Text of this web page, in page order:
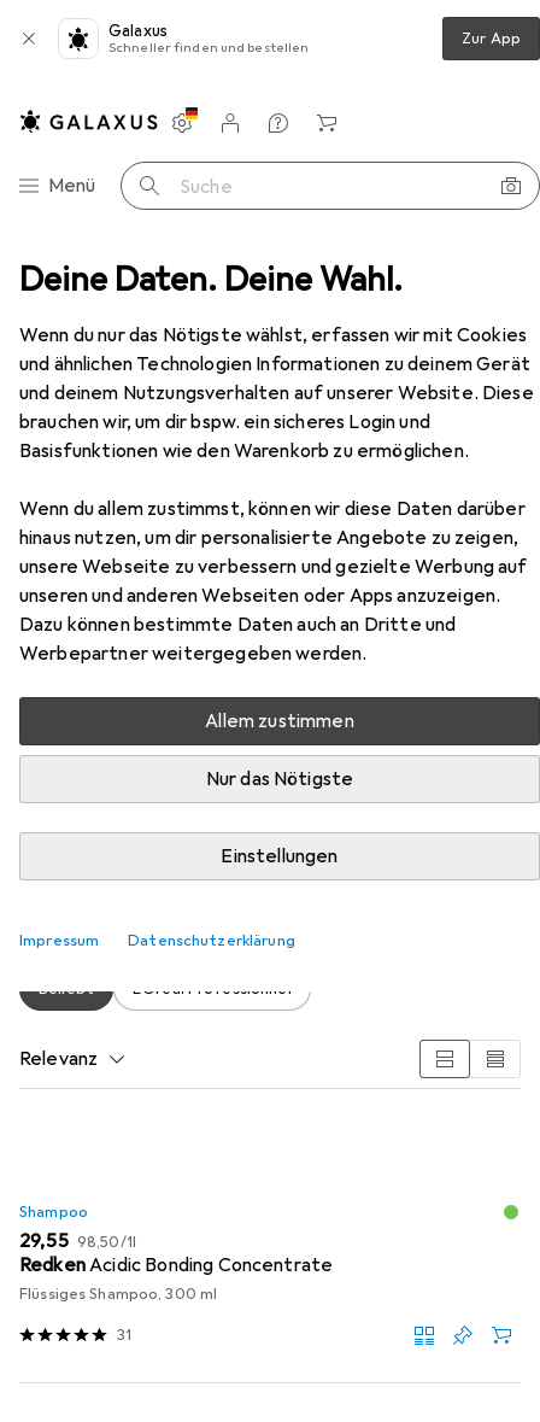
Deine Daten. Deine Wahl.
Wenn du nur das Nötigste wählst, erfassen wir mit Cookies
und ähnlichen Technologien Informationen zu deinem Gerät
und deinem Nutzungsverhalten auf unserer Website. Diese
brauchen wir, um dir bspw. ein sicheres Login und
Basisfunktionen wie den Warenkorb zu ermöglichen.
Wenn du allem zustimmst, können wir diese Daten darüber
hinaus nutzen, um dir personalisierte Angebote zu zeigen,
unsere Webseite zu verbessern und gezielte Werbung auf
unseren und anderen Webseiten oder Apps anzuzeigen.
Dazu können bestimmte Daten auch an Dritte und
Werbepartner weitergegeben werden.
Allem zustimmen
Nur das Nötigste
Einstellungen
Impressum Datenschutzerklärung
Galaxus
Schneller finden und bestellen Zur App
Navigation nach Kategorien
Menü Suche
Einstellungen
Kundenkonto
Vergleichslisten
Merklisten
Warenkorb
L'Oréal Professionnel Dia Richesse Hi-Visibility
EUR
17,96 EUR
359,20/1l
L'Oréal ProfessionnelDia Richesse Hi-
.3 Gold Mandel
Zubehör für L'Oréal
Professionnel Dia Richesse Hi-
Visibility
Hier findest du passendes Zubehör zum Produkt L'Oréal
Professionnel Dia Richesse Hi-Visibility aus der Kategorie
Beliebt L'Oréal Professionnel
Relevanz
Shampoo
EUR
29,55 EUR
98,50/1l
RedkenAcidic Bonding Concentrate
Flüssiges Shampoo, 300 ml
31